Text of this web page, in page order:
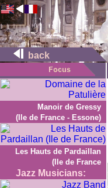
back
Manoir de Gressy
(Ile de France - Essone)
Les Hauts de Pardaillan
(Ile de France
Jazz Musicians: